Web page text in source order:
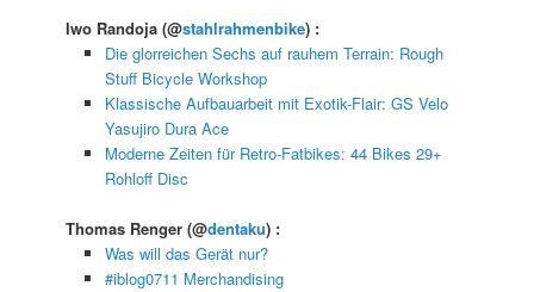
Iwo Randoja(@stahlrahmenbike) :
Die glorreichen Sechs auf rauhem Terrain: Rough
Stuff Bicycle Workshop
Klassische Aufbauarbeit mit Exotik-Flair: GS Velo
Yasujiro Dura Ace
Moderne Zeiten für Retro-Fatbikes: 44 Bikes 29+
Rohloff Disc
Thomas Renger(@dentaku) :
Was will das Gerät nur?
#iblog0711 Merchandising